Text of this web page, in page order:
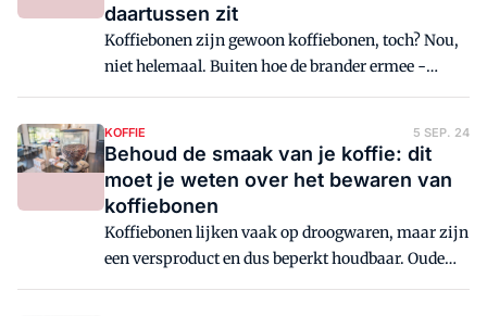
daartussen zit
Koffiebonen zijn gewoon koffiebonen, toch? Nou,
niet helemaal. Buiten hoe de brander ermee ­
omgaat, wordt voor een groot deel vlak na de pluk
zit 'm in de verwerkingsmethode. Dát er verschil is
tussen 'gewassen' en 'ongewassen' (natural) koffie,
weten steeds meer mensen. Maar wát dat verschil
is, en dat daartussen nog een waaier aan
mogelijkheden bestaat, is minder bekend.
KOFFIE 5 SEP. 24
Behoud de smaak van je koffie: dit
moet je weten over het bewaren van
koffiebonen
Koffiebonen lijken vaak op droogwaren, maar zijn
een versproduct en dus beperkt houdbaar. Oude
bonen zijn niet schadelijk, maar verliezen smaak